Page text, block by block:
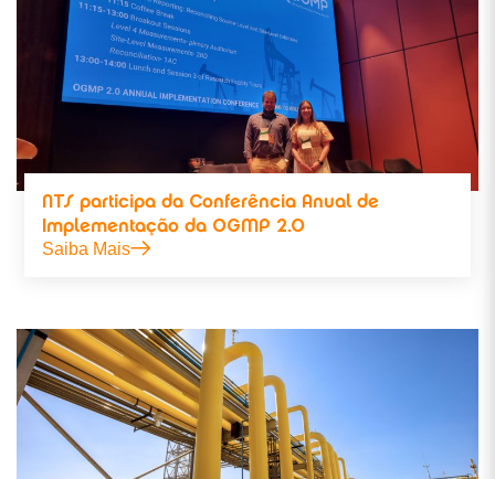
NTS participa da Conferência Anual de
Implementação da OGMP 2.0
Saiba Mais